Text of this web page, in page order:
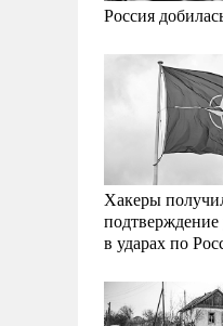
Россия
Хакеры
в ударах по